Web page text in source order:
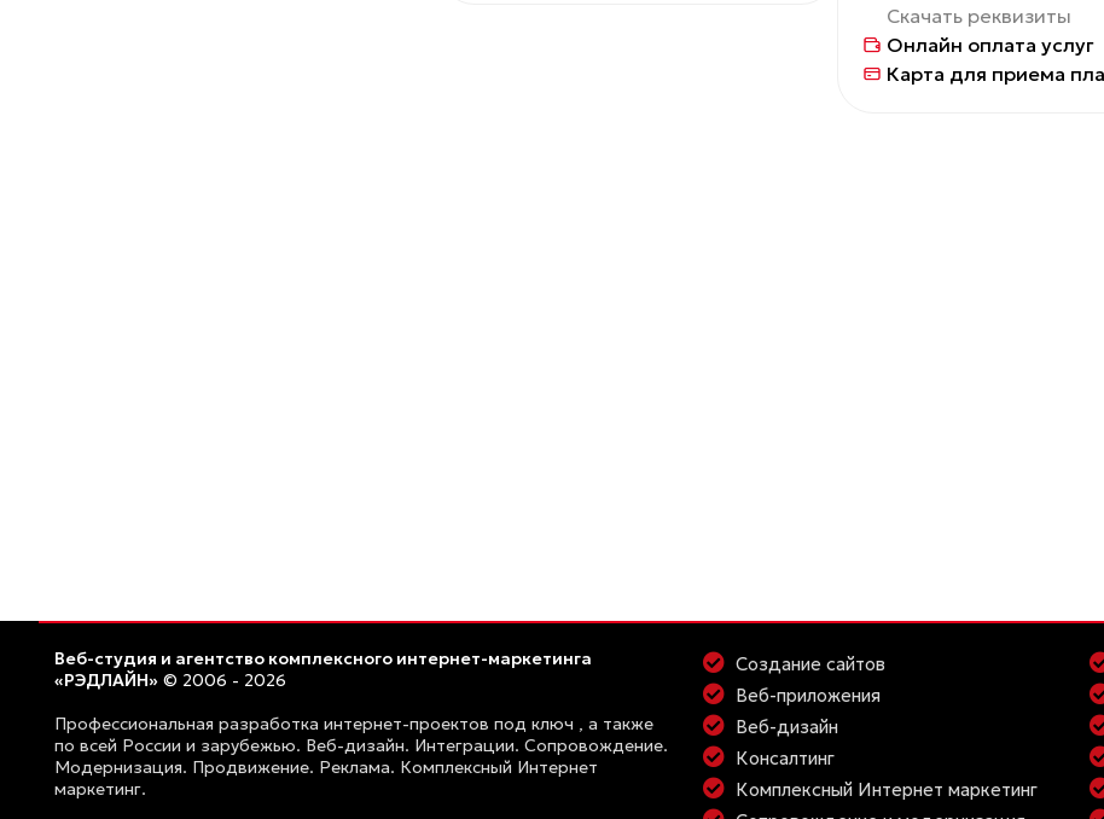
Скачать реквизиты
Онлайн оплата услуг
Карта для приема
Веб-студия и агентство комплексного интернет-маркетинга
«РЭДЛАЙН»© 2006 - 2026
Профессиональная разработка интернет-проектов под ключ , а также
по всей России и зарубежью. Веб-дизайн. Интеграции. Сопровождение.
Модернизация. Продвижение. Реклама. Комплексный Интернет
маркетинг.
Создание сайтов
Веб-приложения
Веб-дизайн
Консалтинг
Комплексный Интернет маркетинг